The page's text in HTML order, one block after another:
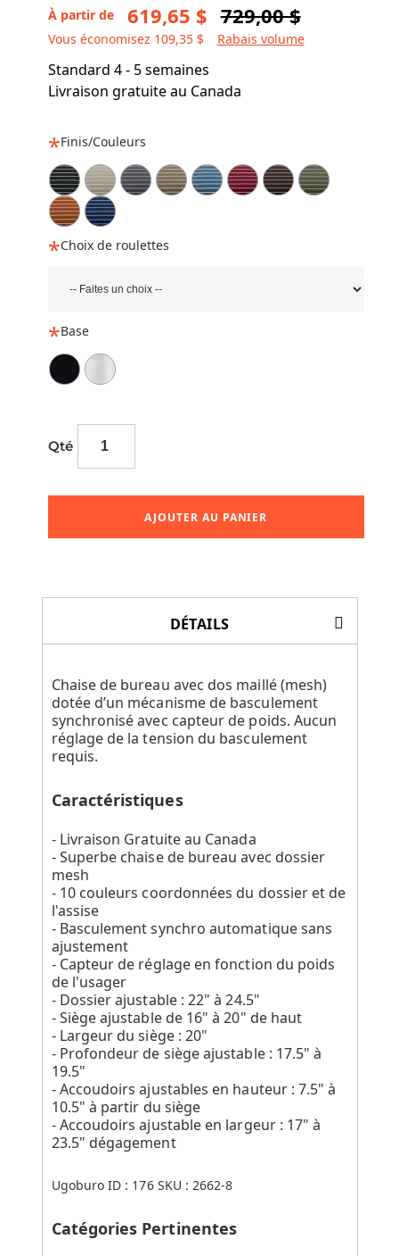
À partir de 619,65 $ 729,00 $
Vous économisez 109,35 $ Rabais volume
Standard 4 - 5 semaines
Livraison gratuite au Canada
Finis/Couleurs
Choix de roulettes
Base
Qté
AJOUTER AU PANIER
DÉTAILS
Chaise de bureau avec dos maillé (mesh)
dotée d’un mécanisme de basculement
synchronisé avec capteur de poids. Aucun
réglage de la tension du basculement
requis.
Caractéristiques
- Livraison Gratuite au Canada
- Superbe chaise de bureau avec dossier
mesh
- 10 couleurs coordonnées du dossier et de
l'assise
- Basculement synchro automatique sans
ajustement
- Capteur de réglage en fonction du poids
de l'usager
- Dossier ajustable : 22" à 24.5"
- Siège ajustable de 16" à 20" de haut
- Largeur du siège : 20"
- Profondeur de siège ajustable : 17.5" à
19.5"
- Accoudoirs ajustables en hauteur : 7.5" à
10.5" à partir du siège
- Accoudoirs ajustable en largeur : 17" à
23.5" dégagement
Ugoburo ID : 176 SKU : 2662-8
Catégories Pertinentes